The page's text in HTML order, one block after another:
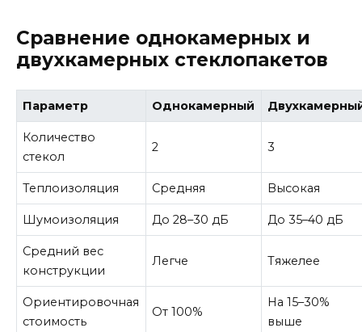
Сравнение однокамерных и
двухкамерных стеклопакетов
Параметр Однокамерный
Количество
стекол
2 3
Теплоизоляция Средняя Высокая
Шумоизоляция До 28–30 дБ До 35–40 дБ
Средний вес
конструкции
Легче Тяжелее
Ориентировочная
стоимость
От 100%
На 15–30%
выше